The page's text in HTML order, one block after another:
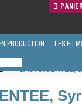
PANIER
PRODUCTION LES
/ EAU ARGENTEE,